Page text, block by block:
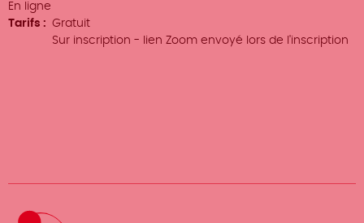
Lieu
En ligne
Tarifs
Gratuit
Sur inscription - lien Zoom envoyé lors de l'inscription